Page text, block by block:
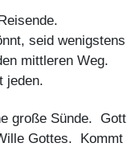
seid wenigstens
mittleren Weg.
jeden.
große Sünde. Gott
Gottes. Kommt